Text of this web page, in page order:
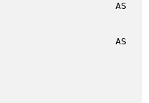
AS
AS